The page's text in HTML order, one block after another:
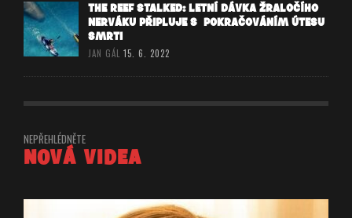
THE REEF STALKED: LETNÍ DÁVKA ŽRALOČÍHO
NERVÁKU PŘIPLUJE S POKRAČOVÁNÍM ÚTESU
SMRTI
JAN GÁL 15. 6. 2022
NEPŘEHLÉDNĚTE
NOVÁ VIDEA